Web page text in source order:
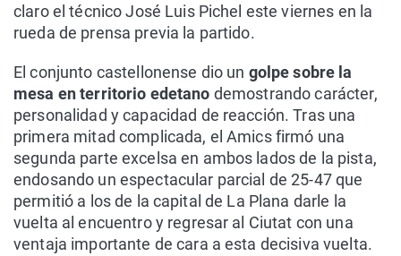
claro el técnico José Luis Pichel este viernes en la
rueda de prensa previa la partido.
El conjunto castellonense dio un golpe sobre la
mesa en territorio edetano demostrando carácter,
personalidad y capacidad de reacción. Tras una
primera mitad complicada, el Amics firmó una
segunda parte excelsa en ambos lados de la pista,
endosando un espectacular parcial de 25-47 que
permitió a los de la capital de La Plana darle la
vuelta al encuentro y regresar al Ciutat con una
ventaja importante de cara a esta decisiva vuelta.